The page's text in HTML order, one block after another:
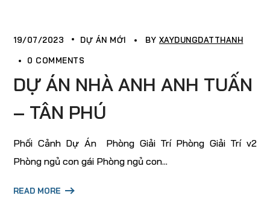
19/07/2023 DỰ ÁN MỚI BY XAYDUNGDATTHANH
0 COMMENTS
DỰ ÁN NHÀ ANH ANH TUẤN
– TÂN PHÚ
Phối Cảnh Dự Án Phòng Giải Trí Phòng Giải Trí v2
Phòng ngủ con gái Phòng ngủ con...
READ MORE